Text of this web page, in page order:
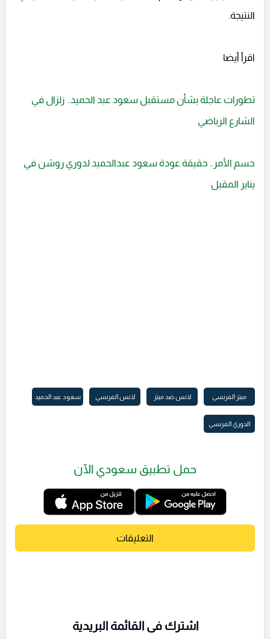
النتيجة.
اقرأ أيضا
تطورات عاجلة بشأن مستقبل سعود عبد الحميد.. زلزال في
الشارع الرياضي
حسم الأمر.. حقيقة عودة سعود عبدالحميد لدوري روشن في
يناير المقبل
ميتز الفرنسي لانس ضد ميتز لانس الفرنسي سعود عبد الحميد
الدوري الفرنسي
حمل تطبيق سعودي الآن
التعليقات
اشترك فى القائمة البريدية